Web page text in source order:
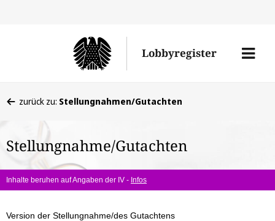
Lobbyregister
Menü
befinden
hier:
zurück zu: Stellungnahmen/Gutachten
Stellungnahme/Gutachten
Inhalte beruhen auf Angaben der IV - Infos
Version der Stellungnahme/des Gutachtens